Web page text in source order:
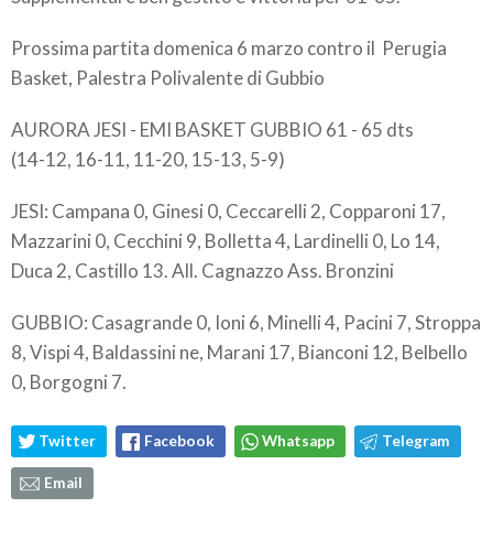
Prossima partita domenica 6 marzo contro il Perugia
Basket, Palestra Polivalente di Gubbio
AURORA JESI - EMI BASKET GUBBIO 61 - 65 dts
(14-12, 16-11, 11-20, 15-13, 5-9)
JESI: Campana 0, Ginesi 0, Ceccarelli 2, Copparoni 17,
Mazzarini 0, Cecchini 9, Bolletta 4, Lardinelli 0, Lo 14,
Duca 2, Castillo 13. All. Cagnazzo Ass. Bronzini
GUBBIO: Casagrande 0, Ioni 6, Minelli 4, Pacini 7, Stroppa
8, Vispi 4, Baldassini ne, Marani 17, Bianconi 12, Belbello
0, Borgogni 7.
Twitter Facebook Whatsapp Telegram
Email